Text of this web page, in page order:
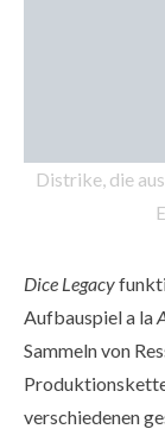
Distrike, die
Dice Legacy
Aufbauspiel a la
Sammeln von
verschiedenen